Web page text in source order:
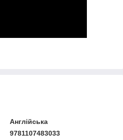
Англійська
9781107483033